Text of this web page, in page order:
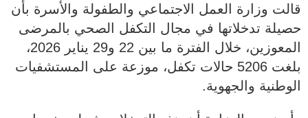
قالت وزارة العمل الاجتماعي والطفولة والأسرة بأن
حصيلة تدخلاتها في مجال التكفل الصحي بالمرضى
المعوزين، خلال الفترة ما بين 22 و29 يناير 2026،
بلغت 5206 حالات تكفل، موزعة على المستشفيات
الوطنية والجهوية.